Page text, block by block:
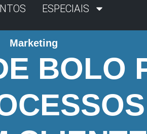
ESPECIAIS
Marketing
BOLO